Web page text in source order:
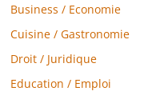
Business / Economie
Cuisine / Gastronomie
Droit / Juridique
Education / Emploi